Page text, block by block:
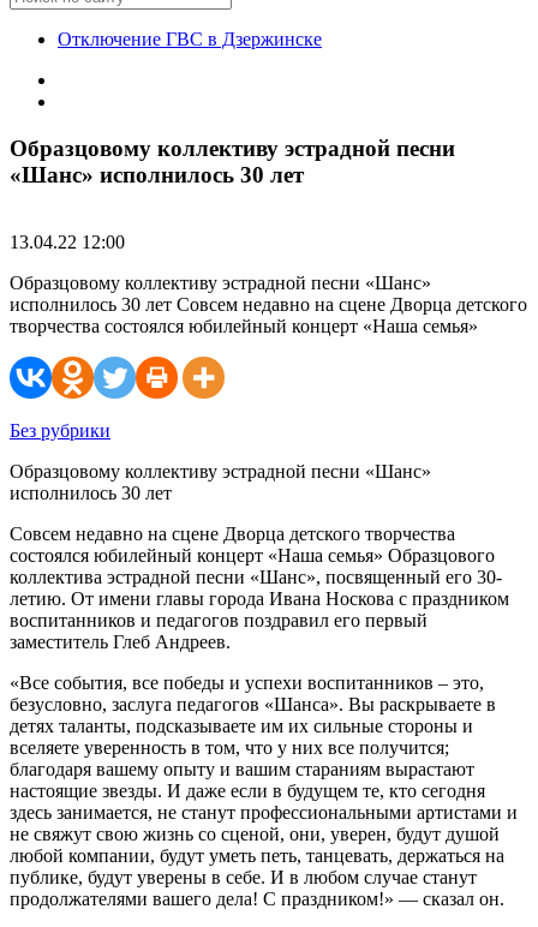
Отключение ГВС в Дзержинске
Образцовому коллективу эстрадной песни
«Шанс» исполнилось 30 лет
13.04.22 12:00
Образцовому коллективу эстрадной песни «Шанс»
исполнилось 30 лет Совсем недавно на сцене Дворца детского
творчества состоялся юбилейный концерт «Наша семья»
Без рубрики
Образцовому коллективу эстрадной песни «Шанс»
исполнилось 30 лет
Совсем недавно на сцене Дворца детского творчества
состоялся юбилейный концерт «Наша семья» Образцового
коллектива эстрадной песни «Шанс», посвященный его 30-
летию. От имени главы города Ивана Носкова с праздником
воспитанников и педагогов поздравил его первый
заместитель Глеб Андреев.
«Все события, все победы и успехи воспитанников – это,
безусловно, заслуга педагогов «Шанса». Вы раскрываете в
детях таланты, подсказываете им их сильные стороны и
вселяете уверенность в том, что у них все получится;
благодаря вашему опыту и вашим стараниям вырастают
настоящие звезды. И даже если в будущем те, кто сегодня
здесь занимается, не станут профессиональными артистами и
не свяжут свою жизнь со сценой, они, уверен, будут душой
любой компании, будут уметь петь, танцевать, держаться на
публике, будут уверены в себе. И в любом случае станут
продолжателями вашего дела! С праздником!» — сказал он.